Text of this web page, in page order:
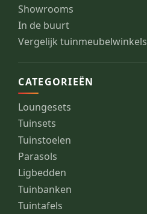
Showrooms
In de buurt
Vergelijk tuinmeubelwinkels
CATEGORIEËN
Loungesets
Tuinsets
Tuinstoelen
Parasols
Ligbedden
Tuinbanken
Tuintafels